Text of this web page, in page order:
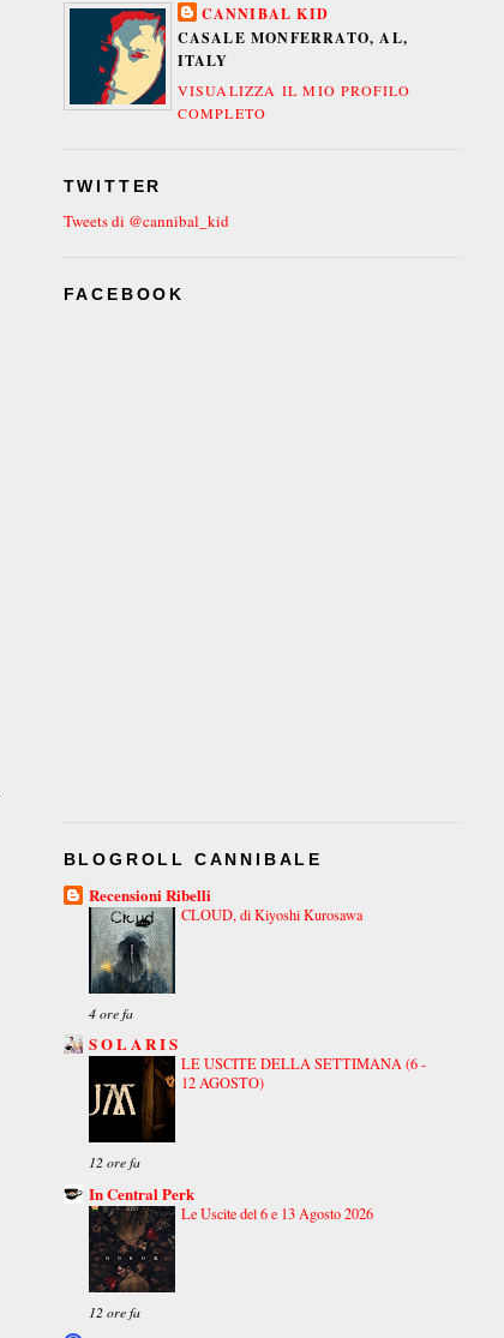
CANNIBAL KID
CASALE MONFERRATO, AL,
ITALY
VISUALIZZA IL MIO PROFILO
COMPLETO
TWITTER
Tweets di @cannibal_kid
FACEBOOK
BLOGROLL CANNIBALE
Recensioni Ribelli
CLOUD, di Kiyoshi Kurosawa
4 ore fa
S O L A R I S
LE USCITE DELLA SETTIMANA (6 -
12 AGOSTO)
12 ore fa
In Central Perk
Le Uscite del 6 e 13 Agosto 2026
12 ore fa